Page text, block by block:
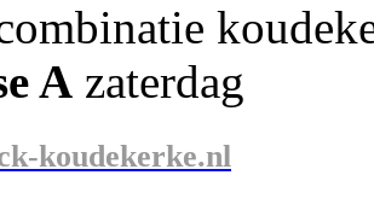
A zaterdag
koudekerke.nl